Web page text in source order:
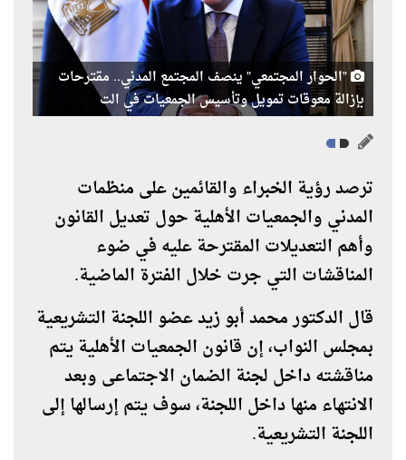
"الحوار المجتمعي" ينصف المجتمع المدني.. مقترحات
بإزالة معوقات تمويل وتأسيس الجمعيات في الت
ترصد رؤية الخبراء والقائمين على منظمات
المدني والجمعيات الأهلية حول تعديل القانون
وأهم التعديلات المقترحة عليه في ضوء
المناقشات التي جرت خلال الفترة الماضية.
قال الدكتور محمد أبو زيد عضو اللجنة التشريعية
بمجلس النواب، إن قانون الجمعيات الأهلية يتم
مناقشته داخل لجنة الضمان الاجتماعى وبعد
الانتهاء منها داخل اللجنة، سوف يتم إرسالها إلى
اللجنة التشريعية.